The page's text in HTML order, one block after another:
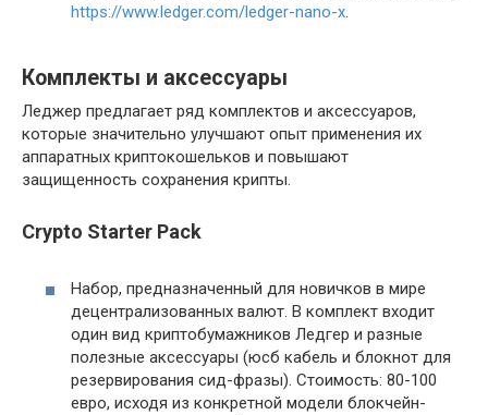
https://www.ledger.com/ledger-nano-x
Комплекты и аксессуары
Леджер предлагает ряд комплектов и аксессуаров,
которые значительно улучшают опыт применения их
аппаратных криптокошельков и повышают
защищенность сохранения крипты.
Crypto Starter Pack
Набор, предназначенный для новичков в мире
децентрализованных валют. В комплект входит
один вид криптобумажников Ледгер и разные
полезные аксессуары (юсб кабель и блокнот для
резервирования сид-фразы). Стоимость: 80-100
евро, исходя из конкретной модели блокчейн-